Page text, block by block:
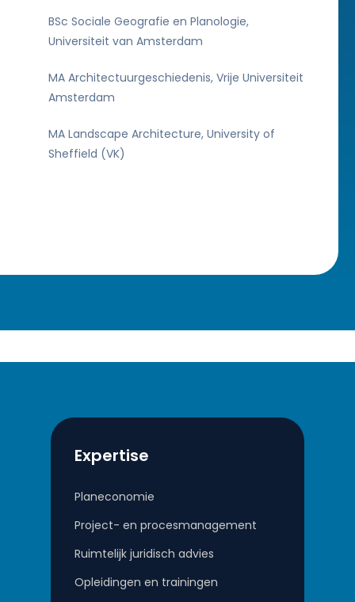
BSc Sociale Geografie en Planologie,
Universiteit van Amsterdam
MA Architectuurgeschiedenis, Vrije Universiteit
Amsterdam
MA Landscape Architecture, University of
Sheffield (VK)
Expertise
Planeconomie
Project- en procesmanagement
Ruimtelijk juridisch advies
Opleidingen en trainingen